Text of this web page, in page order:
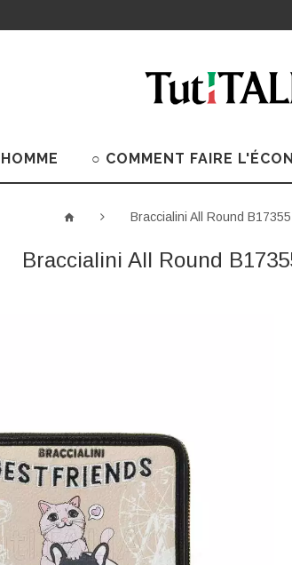
○ COMMENT FAIRE
Braccialini All Round
Braccialini All Round